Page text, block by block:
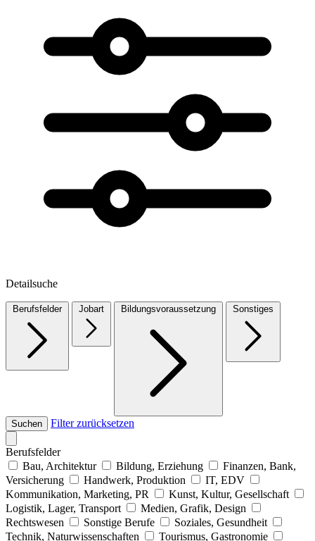
Detailsuche
Berufsfelder Jobart Bildungsvoraussetzung Sonstiges
Suchen Filter zurücksetzen
Berufsfelder
Bau, Architektur
Bildung, Erziehung
Finanzen, Bank,
Versicherung
Handwerk, Produktion
IT, EDV
Kommunikation, Marketing, PR
Kunst, Kultur, Gesellschaft
Logistik, Lager, Transport
Medien, Grafik, Design
Rechtswesen
Sonstige Berufe
Soziales, Gesundheit
Technik, Naturwissenschaften
Tourismus, Gastronomie